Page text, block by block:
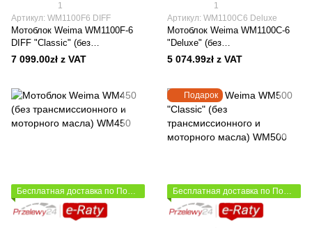
1
Артикул: WM1100F6 DIFF
Мотоблок Weima WM1100F-6
DIFF "Classic" (без
трансмиссионного и моторного
7 099.00zł z VAT
1
Артикул: WM1100C6 Deluxe
Мотоблок Weima WM1100C-6
"Deluxe" (без
трансмиссионного и моторного
5 074.99zł z VAT
Бесплатная доставка по Польше
Подарок
Бесплатная доставка по Польше